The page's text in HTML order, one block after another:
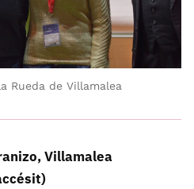
Rueda de Villamalea
Villamalea